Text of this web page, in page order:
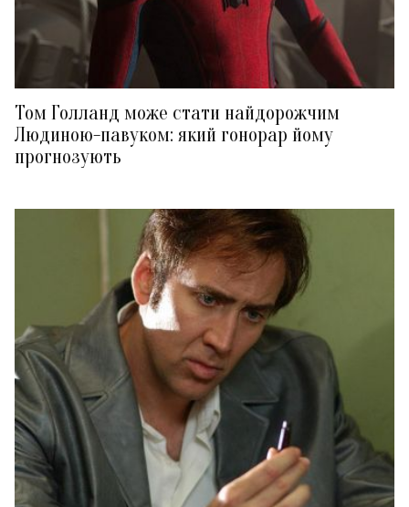
Том Голланд може стати найдорожчим
Людиною-павуком: який гонорар йому
прогнозують